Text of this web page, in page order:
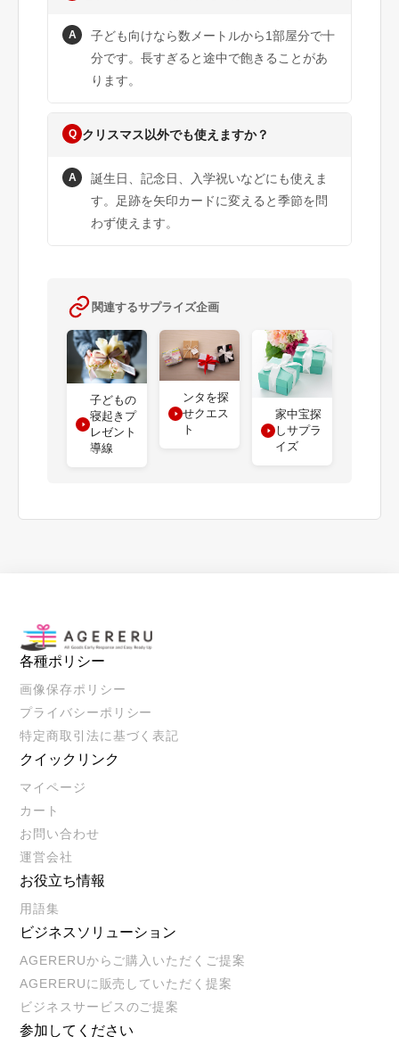
A
子ども向けなら数メートルから1部屋分で十
分です。長すぎると途中で飽きることがあ
ります。
Q クリスマス以外でも使えますか？
A
誕生日、記念日、入学祝いなどにも使えま
す。足跡を矢印カードに変えると季節を問
わず使えます。
関連するサプライズ企画
子どもの
寝起きプ
レゼント
導線
ンタを探
せクエス
ト
家中宝探
しサプラ
イズ
各種ポリシー
画像保存ポリシー
プライバシーポリシー
特定商取引法に基づく表記
クイックリンク
マイページ
カート
お問い合わせ
運営会社
お役立ち情報
用語集
ビジネスソリューション
AGERERUからご購入いただくご提案
AGERERUに販売していただく提案
ビジネスサービスのご提案
参加してください